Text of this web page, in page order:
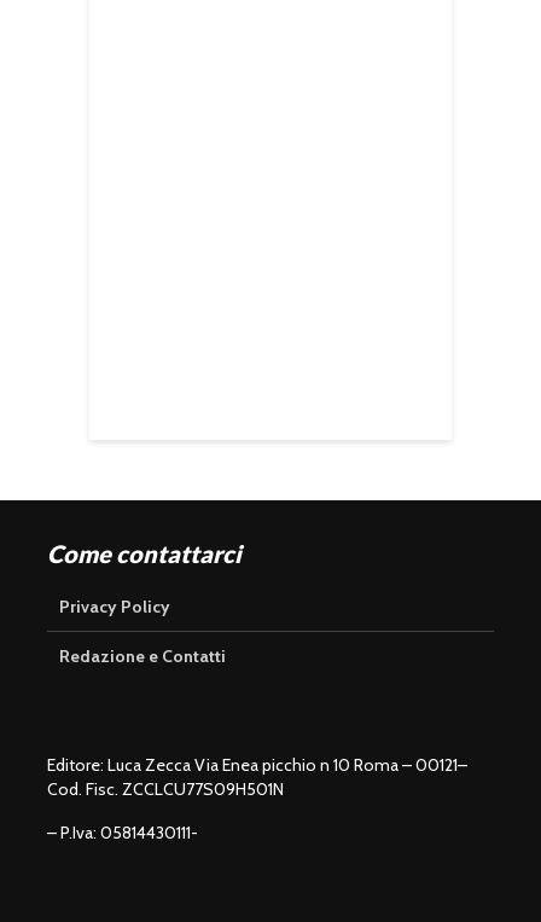
Come contattarci
Privacy Policy
Redazione e Contatti
Editore: Luca Zecca Via Enea picchio n 10 Roma – 00121–
Cod. Fisc. ZCCLCU77S09H501N
– P.Iva: 05814430111-